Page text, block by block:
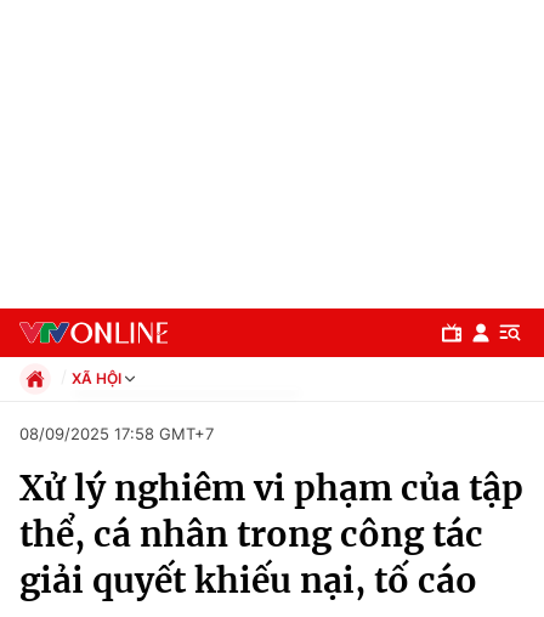
Chuyên mục
Chính trị
XÃ HỘI
Xã hội
Pháp luật
Kinh tế
Thể thao
Truyền hình
Văn hóa - Giải trí
08/09/2025 17:58 GMT+7
Xử lý nghiêm vi phạm của tập
thể, cá nhân trong công tác
giải quyết khiếu nại, tố cáo